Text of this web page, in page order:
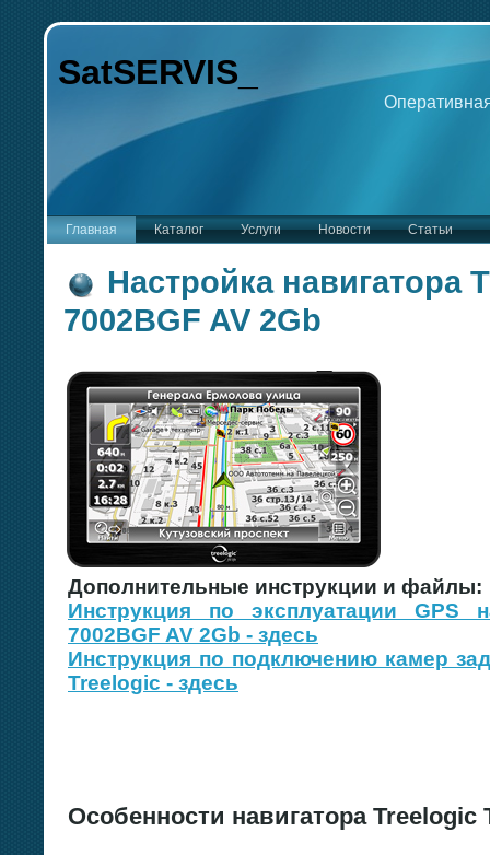
SatSERVIS_
Главная Каталог Услуги Новости Статьи
Настройка навигатора
7002BGF AV 2Gb
Дополнительные инструкции и файлы:
Инструкция по эксплуатации GPS
7002BGF AV 2Gb - здесь
Инструкция по подключению камер
Treelogic - здесь
Особенности навигатора Treelogic